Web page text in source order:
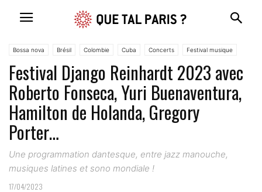
Bossa nova Brésil Colombie Cuba Concerts Festival musique
Latin jazz Musique
Festival Django Reinhardt 2023 avec
Roberto Fonseca, Yuri Buenaventura,
Hamilton de Holanda, Gregory
Porter…
Une programmation dantesque, entre jazz manouche,
musiques latines et sono mondiale !
17/04/2023